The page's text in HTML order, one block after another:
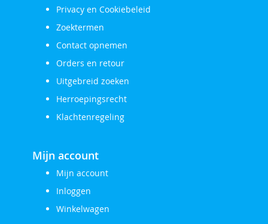
Privacy en Cookiebeleid
Zoektermen
Contact opnemen
Orders en retour
Uitgebreid zoeken
Herroepingsrecht
Klachtenregeling
Mijn account
Mijn account
Inloggen
Winkelwagen